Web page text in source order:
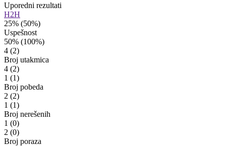
Uporedni rezultati
H2H
25% (50%)
Uspešnost
50% (100%)
4 (2)
Broj utakmica
4 (2)
1 (1)
Broj pobeda
2 (2)
1 (1)
Broj nerešenih
1 (0)
2 (0)
Broj poraza